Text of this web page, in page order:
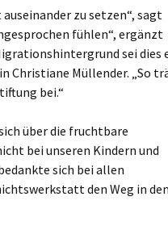
zu setzen“, sagt
fühlen“, ergänzt
sei dies
Christiane Müllender. „So
bei.“
über die fruchtbare
bei unseren Kindern und
sich bei allen
den Weg in